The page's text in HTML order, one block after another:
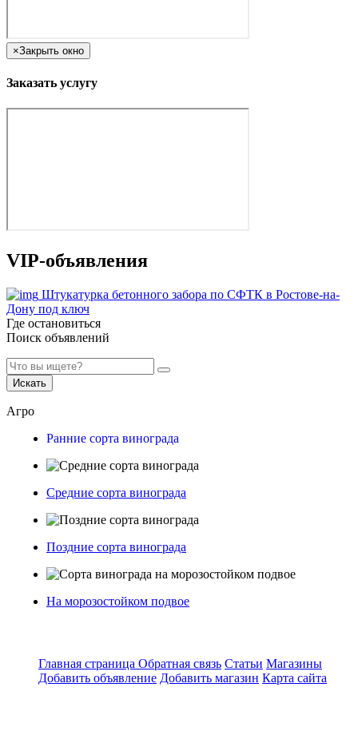
×Закрыть окно
Заказать услугу
VIP-объявления
Штукатурка бетонного забора по СФТК в Ростове-на-
Дону под ключ
Где остановиться
Поиск объявлений
Искать
Агро
Ранние сорта винограда
Средние сорта винограда
Поздние сорта винограда
На морозостойком подвое
Главная страница Обратная связь Статьи Магазины
Добавить объявление Добавить магазин Карта сайта